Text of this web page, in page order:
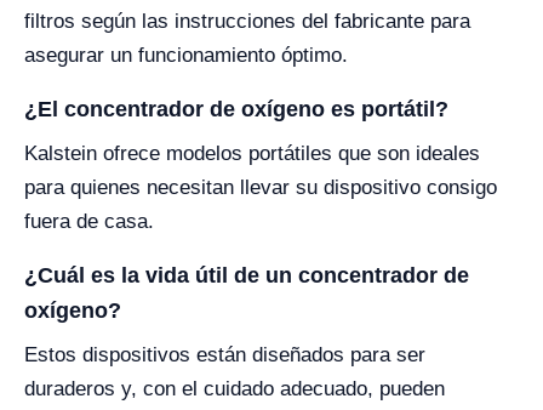
filtros según las instrucciones del fabricante para
asegurar un funcionamiento óptimo.
¿El concentrador de oxígeno es portátil?
Kalstein ofrece modelos portátiles que son ideales
para quienes necesitan llevar su dispositivo consigo
fuera de casa.
¿Cuál es la vida útil de un concentrador de
oxígeno?
Estos dispositivos están diseñados para ser
duraderos y, con el cuidado adecuado, pueden